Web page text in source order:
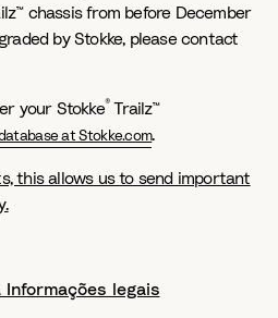
chassis from before December
by Stokke, please contact
your Stokke® Trailz™
at Stokke.com.
this allows us to send important
legais